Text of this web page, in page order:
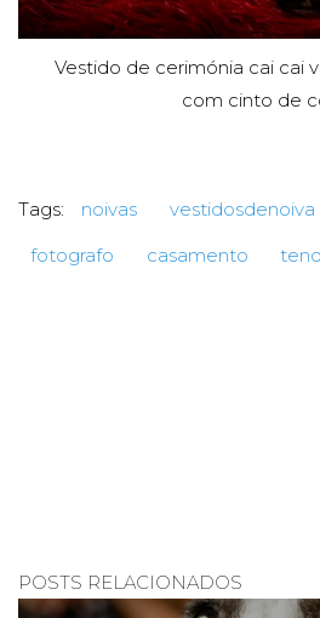
Vestido de cerimónia cai cai
com cinto de
Tags: noivas vestidosdenoiva
fotografo
casamento
POSTS RELACIONADOS